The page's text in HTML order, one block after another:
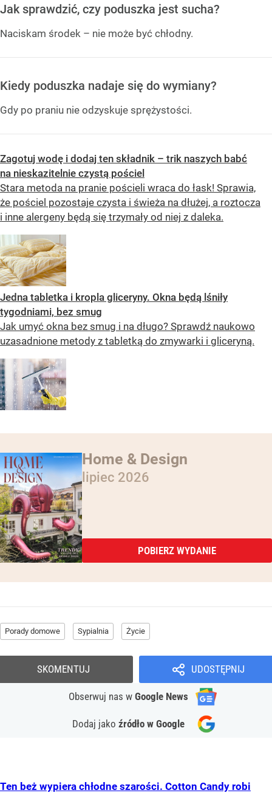
Jak sprawdzić, czy poduszka jest sucha?
Naciskam środek – nie może być chłodny.
Kiedy poduszka nadaje się do wymiany?
Gdy po praniu nie odzyskuje sprężystości.
Zagotuj wodę i dodaj ten składnik – trik naszych babć
na nieskazitelnie czystą pościel
Stara metoda na pranie pościeli wraca do łask! Sprawia,
że pościel pozostaje czysta i świeża na dłużej, a roztocza
i inne alergeny będą się trzymały od niej z daleka.
Jedna tabletka i kropla gliceryny. Okna będą lśniły
tygodniami, bez smug
Jak umyć okna bez smug i na długo? Sprawdź naukowo
uzasadnione metody z tabletką do zmywarki i gliceryną.
Home & Design
lipiec 2026
POBIERZ WYDANIE
Porady domowe Sypialnia Życie
UDOSTĘPNIJ
Obserwuj nas w Google News
Dodaj jako źródło w Google
SKOMENTUJ
Ten beż wypiera chłodne szarości. Cotton Candy robi